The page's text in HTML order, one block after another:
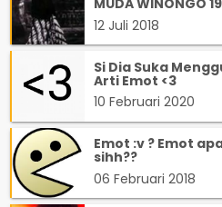
MUDA WINONGO
12 Juli 2018
Si Dia Suka
Arti Emot <3
10 Februari 2020
Emot :v ? Emot
sihh??
06 Februari 2018